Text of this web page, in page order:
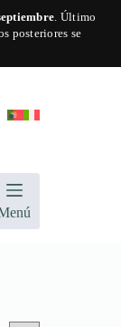
. Último
posteriores se